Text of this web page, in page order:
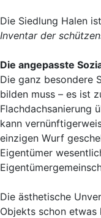
Die Siedlung Halen
Inventar der
Die angepasste
Die ganz besondere
bilden muss – es ist
Flachdachsanierung
kann
einzigen Wurf
Eigentümer
Die ästhetische
Objekts schon etwas